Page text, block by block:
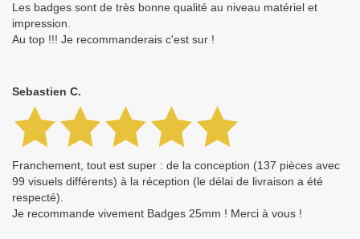
Les badges sont de très bonne qualité au niveau matériel et
impression.
Au top !!! Je recommanderais c'est sur !
Sebastien C.
Franchement, tout est super : de la conception (137 pièces avec
99 visuels différents) à la réception (le délai de livraison a été
respecté).
Je recommande vivement Badges 25mm ! Merci à vous !